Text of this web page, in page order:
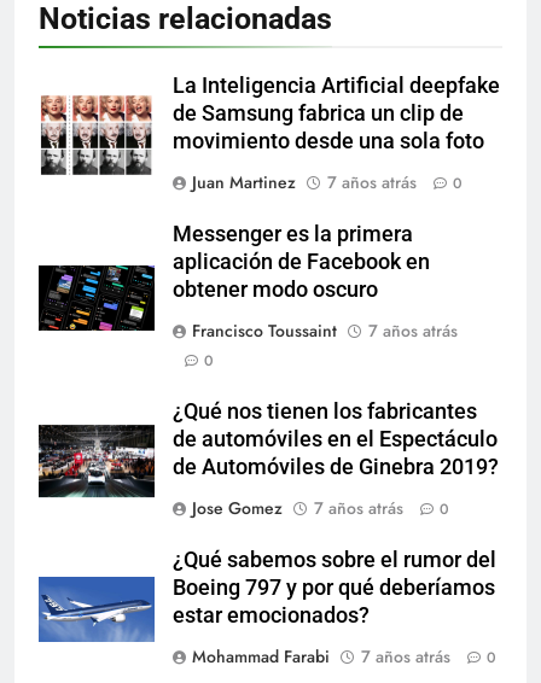
Noticias relacionadas
La Inteligencia Artificial deepfake
de Samsung fabrica un clip de
movimiento desde una sola foto
Juan Martinez
7 años atrás 0
Messenger es la primera
aplicación de Facebook en
obtener modo oscuro
Francisco Toussaint
7 años atrás
0
¿Qué nos tienen los fabricantes
de automóviles en el Espectáculo
de Automóviles de Ginebra 2019?
Jose Gomez
7 años atrás 0
¿Qué sabemos sobre el rumor del
Boeing 797 y por qué deberíamos
estar emocionados?
Mohammad Farabi
7 años atrás 0